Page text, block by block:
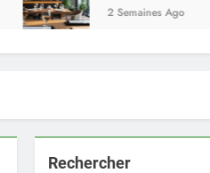
2 Semaines Ago
Rechercher